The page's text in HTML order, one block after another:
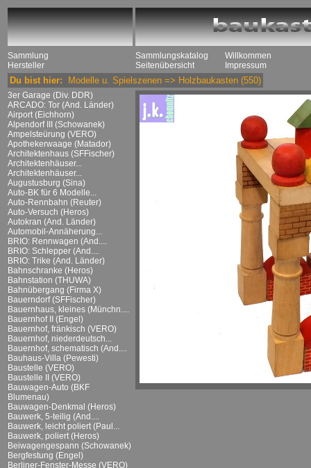
Sammlung
Hersteller
Sammlungskatalog
Seitenübersicht
Willkommen
Impressum
Du bist hier: Modelle u. Spielszenen => Holzbaukasten (550)
3er Garage (Div. DDR)
ARCADO: Tor (And. Länder)
Airport (Eichhorn)
Alpendorf III (Schowanek)
Ampelsteürung (VERO)
Apothekerwaage (Matador)
Architektenhaus (SFFischer)
Architektenhäuser...
Architektenhäuser...
Augustusburg (Sina)
Auto-BK für 6 Modelle...
Auto-Rennbahn (Reuter)
Auto-Versuch (Heros)
Autokran (And. Länder)
Automobil-Annäherung...
BRIO: Rennwagen (And....
BRIO: Schlepper (And....
BRIO: Trike (And. Länder)
Bahnschranke (Heros)
Bahnstation (THUWA)
Bahnübergang (Firma X)
Bauerndorf (SFFischer)
Bauernhaus, kleines (Münchn....
Bauernhof II (Engel)
Bauernhof, fränkisch (VERO)
Bauernhof, niederdeutsch...
Bauernhof, schematisch (And....
Bauhaus-Villa (Pewesti)
Baustelle (VERO)
Baustelle II (VERO)
Bauwagen-Auto (BKF
Blumenau)
Bauwagen-Denkmal (Heros)
Bauwerk, 5-teilig (And....
Bauwerk, leicht poliert (Paul...
Bauwerk, poliert (Heros)
Beiwagengespann (Schowanek)
Bergfestung (Engel)
Berliner-Fenster-Messe (VERO)